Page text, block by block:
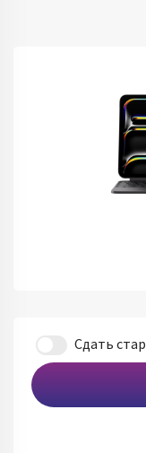
Сдать